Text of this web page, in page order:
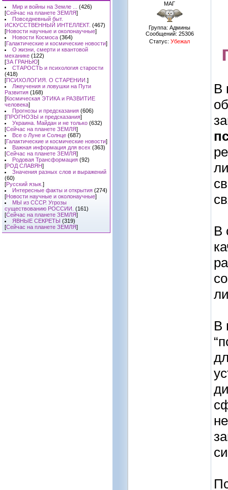
Мир и войны на Земле ...
(426)
[Сейчас на планете ЗЕМЛЯ]
Повседневный быт.
ИСКУССТВЕННЫЙ ИНТЕЛЛЕКТ. (467)
[Новости научные и околонаучные]
Новости Космоса (364)
[Галактические и космические новости]
О жизни, смерти и квантовой
механике (122)
[ЗА ГРАНЬЮ]
СТАРОСТЬ и психология старости
(418)
[ПСИХОЛОГИЯ. О СТАРЕНИИ. ]
Лжеучения и ловушки на Пути
Развития (168)
[Космическая ЭТИКА и РАЗВИТИЕ
человека]
Прогнозы и предсказания (606)
[ПРОГНОЗЫ и предсказания]
Украина. Майдан и не только (632)
[Сейчас на планете ЗЕМЛЯ]
Все о Луне и Солнце (687)
[Галактические и космические новости]
Важная информация для всех (363)
[Сейчас на планете ЗЕМЛЯ]
Родовая Трансформация (92)
[РОД СЛАВЯН]
Значения разных слов и выражений
(60)
[Русский язык. ]
Интересные факты и открытия (274)
[Новости научные и околонаучные]
МЫ из СССР. Угрозы
существованию РОССИИ. (161)
[Сейчас на планете ЗЕМЛЯ]
ЯВНЫЕ СЕКРЕТЫ (319)
[Сейчас на планете ЗЕМЛЯ]
МАГ
Группа: Админы
Сообщений: 25306
Статус: Убежал
В
В
В